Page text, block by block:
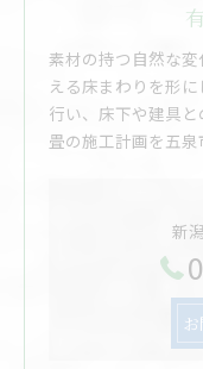
素材の持つ自然な
える床まわりを形
行い、床下や建具
畳の施工計画を五泉
新